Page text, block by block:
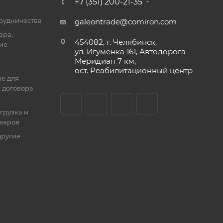
для
и
galeontrade@comiron.com
454082, г. Челябинск,
ул. Игуменка 161, Автодорога
Меридиан 7 км,
ост. Реабилитационный центр